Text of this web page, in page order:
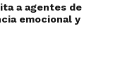
eventos y
a agentes de
emocional y